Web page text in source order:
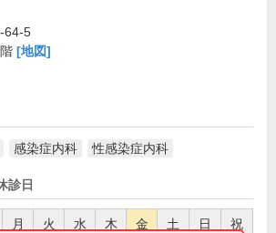
64-5
[地図]
感染症内科 性感染症内科
診日
月 火 水 木 金 土 日 祝